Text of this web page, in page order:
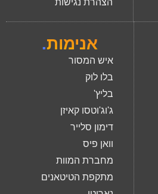
אנימות.
איש המסור
בלו לוק
בליץ'
ג'וג'וטסו קאיזן
דימון סלייר
וואן פיס
מחברת המוות
מתקפת הטיטאנים